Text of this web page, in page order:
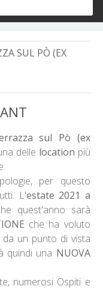
SUL PÒ (EX
sul Pò (ex
delle location più
per questo
L'estate 2021 a
quest'anno sarà
che ha voluto
un punto di vista
quindi una NUOVA
numerosi Ospiti e